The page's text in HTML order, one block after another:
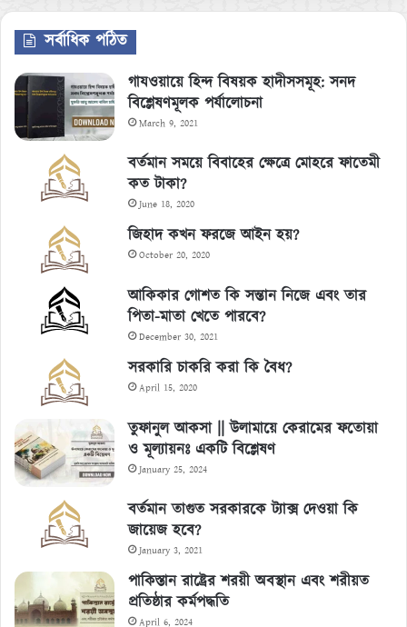
সর্বাধিক পঠিত
গাযওয়ায়ে হিন্দ বিষয়ক হাদীসসমূহ: সনদ
বিশ্লেষণমূলক পর্যালোচনা
March 9, 2021
বর্তমান সময়ে বিবাহের ক্ষেত্রে মোহরে ফাতেমী
কত টাকা?
June 18, 2020
জিহাদ কখন ফরজে আইন হয়?
October 20, 2020
আকিকার গোশত কি সন্তান নিজে এবং তার
পিতা-মাতা খেতে পারবে?
December 30, 2021
সরকারি চাকরি করা কি বৈধ?
April 15, 2020
তুফানুল আকসা || উলামায়ে কেরামের ফতোয়া
ও মূল্যায়নঃ একটি বিশ্লেষণ
January 25, 2024
বর্তমান তাগুত সরকারকে ট্যাক্স দেওয়া কি
জায়েজ হবে?
January 3, 2021
পাকিস্তান রাষ্ট্রের শরয়ী অবস্থান এবং শরীয়ত
প্রতিষ্ঠার কর্মপদ্ধতি
April 6, 2024